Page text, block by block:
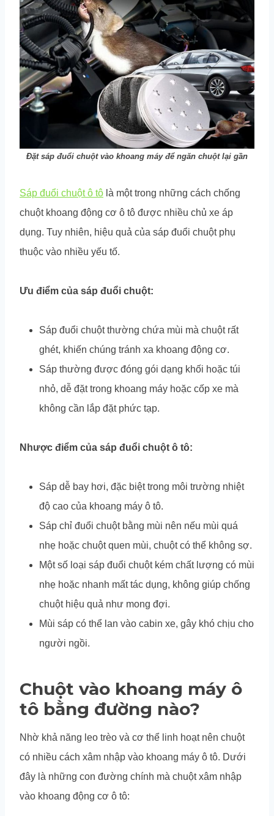
Đặt sáp đuổi chuột vào khoang máy để ngăn chuột lại gần
Sáp đuổi chuột ô tô là một trong những cách chống
chuột khoang động cơ ô tô được nhiều chủ xe áp
dụng. Tuy nhiên, hiệu quả của sáp đuổi chuột phụ
thuộc vào nhiều yếu tố.
Ưu điểm của sáp đuổi chuột:
Sáp đuổi chuột thường chứa mùi mà chuột rất
ghét, khiến chúng tránh xa khoang động cơ.
Sáp thường được đóng gói dạng khối hoặc túi
nhỏ, dễ đặt trong khoang máy hoặc cốp xe mà
không cần lắp đặt phức tạp.
Nhược điểm của sáp đuổi chuột ô tô:
Sáp dễ bay hơi, đặc biệt trong môi trường nhiệt
độ cao của khoang máy ô tô.
Sáp chỉ đuổi chuột bằng mùi nên nếu mùi quá
nhẹ hoặc chuột quen mùi, chuột có thể không sợ.
Một số loại sáp đuổi chuột kém chất lượng có mùi
nhẹ hoặc nhanh mất tác dụng, không giúp chống
chuột hiệu quả như mong đợi.
Mùi sáp có thể lan vào cabin xe, gây khó chịu cho
người ngồi.
Chuột vào khoang máy ô
tô bằng đường nào?
Nhờ khả năng leo trèo và cơ thể linh hoạt nên chuột
có nhiều cách xâm nhập vào khoang máy ô tô. Dưới
đây là những con đường chính mà chuột xâm nhập
vào khoang động cơ ô tô: